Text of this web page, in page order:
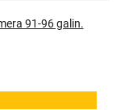
91-96 galin.